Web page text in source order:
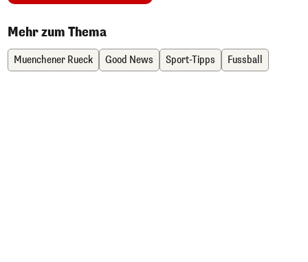
Mehr zum Thema
Muenchener Rueck Good News Sport-Tipps Fussball